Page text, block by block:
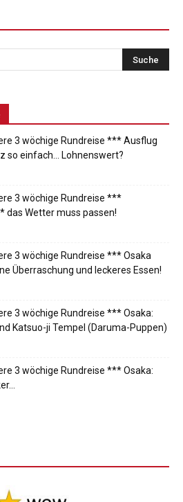
3 wöchige Rundreise *** Ausflug
so einfach… Lohnenswert?
3 wöchige Rundreise ***
das Wetter muss passen!
3 wöchige Rundreise *** Osaka
Überraschung und leckeres Essen!
3 wöchige Rundreise *** Osaka:
Katsuo-ji Tempel (Daruma-Puppen)
3 wöchige Rundreise *** Osaka: